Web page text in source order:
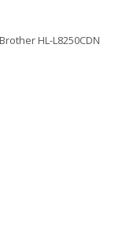
HL-L8250CDN